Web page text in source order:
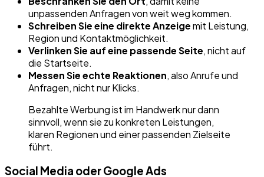
unpassenden Anfragen von weit weg kommen.
Schreiben Sie eine direkte Anzeigemit Leistung,
Region und Kontaktmöglichkeit.
Verlinken Sie auf eine passende Seite, nicht auf
die Startseite.
Messen Sie echte Reaktionen, also Anrufe und
Anfragen, nicht nur Klicks.
Bezahlte Werbung ist im Handwerk nur dann
sinnvoll, wenn sie zu konkreten Leistungen,
klaren Regionen und einer passenden Zielseite
führt.
Social Media oder Google Ads